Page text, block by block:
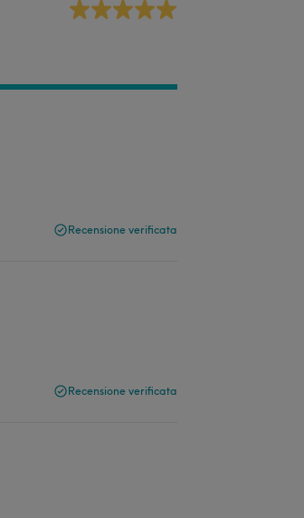
Recensione verificata
Recensione verificata